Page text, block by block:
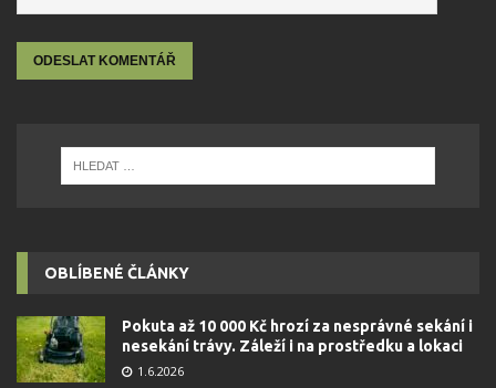
OBLÍBENÉ ČLÁNKY
Pokuta až 10 000 Kč hrozí za nesprávné sekání i
nesekání trávy. Záleží i na prostředku a lokaci
1.6.2026